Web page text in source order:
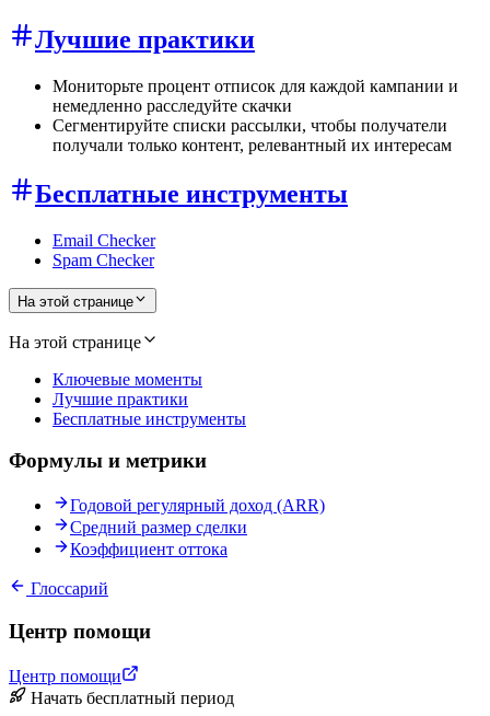
Лучшие практики
Мониторьте процент отписок для каждой кампании и
немедленно расследуйте скачки
Сегментируйте списки рассылки, чтобы получатели
получали только контент, релевантный их интересам
Бесплатные инструменты
Email Checker
Spam Checker
На этой странице
На этой странице
Ключевые моменты
Лучшие практики
Бесплатные инструменты
Формулы и метрики
Годовой регулярный доход (ARR)
Средний размер сделки
Коэффициент оттока
Глоссарий
Центр помощи
Центр помощи
Начать бесплатный период